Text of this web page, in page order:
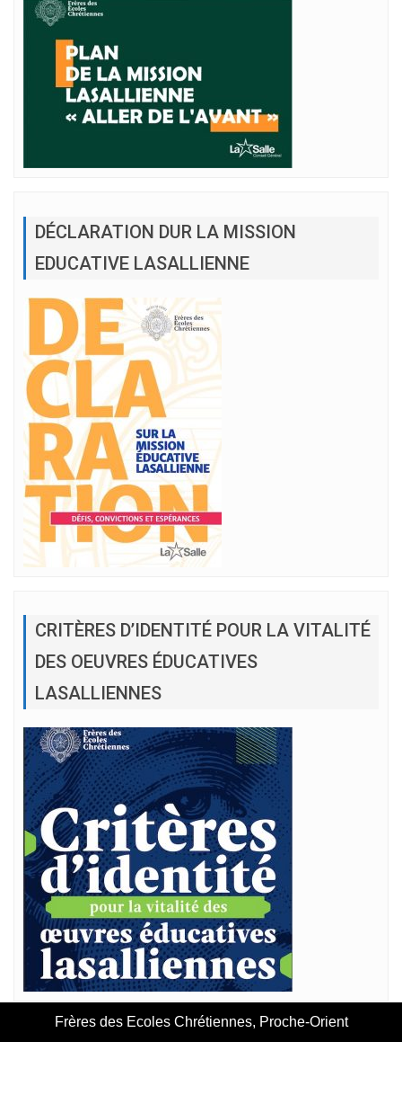
DÉCLARATION DUR LA MISSION
EDUCATIVE LASALLIENNE
CRITÈRES D’IDENTITÉ POUR LA VITALITÉ
DES OEUVRES ÉDUCATIVES
LASALLIENNES
Frères des Ecoles Chrétiennes, Proche-Orient